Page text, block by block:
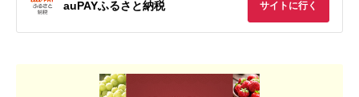
auPAYふるさと納税 サイトに行く